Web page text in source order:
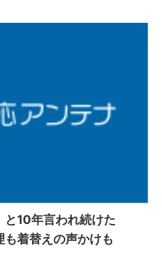
と10年言われ続けた
着替えの声かけも